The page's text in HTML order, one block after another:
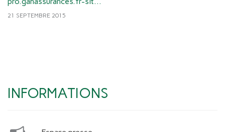
de-souscription-en-ligne-
21 SEPTEMBRE 2015
INFORMATIONS